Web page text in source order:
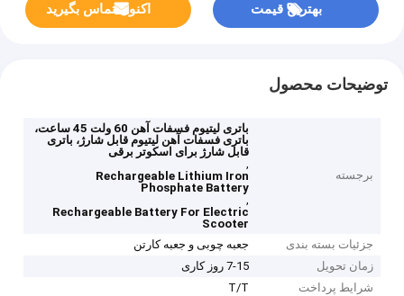
بهترین قیمت اکنون تماس بگیرید
توضیحات محصول
برجسته
باتری لیتیوم فسفات آهن 60 ولت 45 ساعت،
باتری فسفات آهن لیتیوم قابل شارژ، باتری
قابل شارژ برای اسکوتر برقی
,
Rechargeable Lithium Iron
Phosphate Battery
,
Rechargeable Battery For Electric
Scooter
جزئیات بسته بندی
جعبه چوبی و جعبه کارتن
زمان تحویل
7-15 روز کاری
شرایط پرداخت
T/T